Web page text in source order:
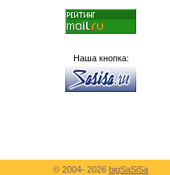
Наша кнопка:
© 2004- 2026 bigSaSiSa